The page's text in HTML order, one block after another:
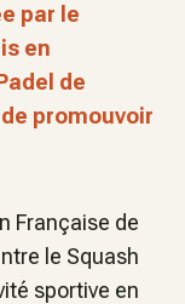
par le
en
de
promouvoir
Française de
le Squash
sportive en